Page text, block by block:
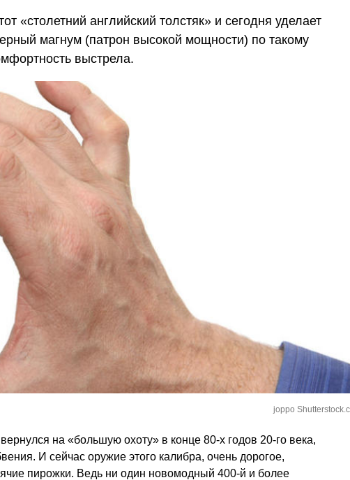
«столетний английский толстяк» и сегодня уделает
магнум (патрон высокой мощности) по такому
выстрела.
joppo
на «большую охоту» в конце 80-х годов 20-го века,
И сейчас оружие этого калибра, очень дорогое,
пирожки. Ведь ни один новомодный 400-й и более